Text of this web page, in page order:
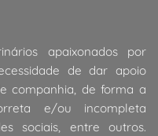
apaixonados por
de dar apoio
companhia, de forma a
e/ou incompleta
sociais, entre outros.